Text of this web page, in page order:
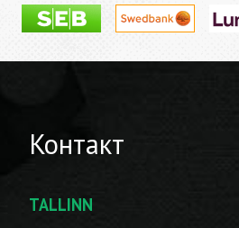
Контакт
TALLINN